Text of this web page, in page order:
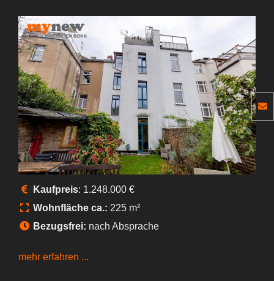
Kaufpreis: 1.248.000 €
Wohnfläche ca.: 225 m²
Bezugsfrei: nach Absprache
mehr erfahren ...